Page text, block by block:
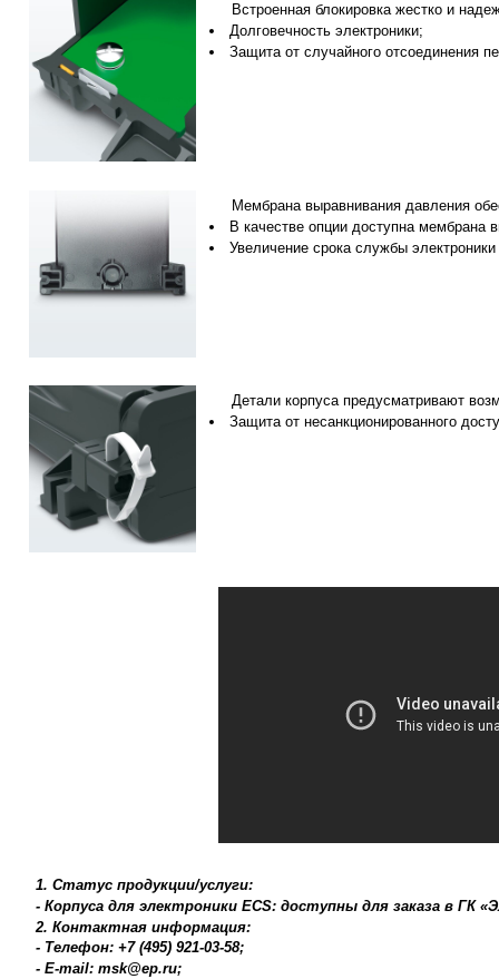
Встроенная блокировка жестко и
Долговечность электроники;
Защита от случайного отсоединения
Мембрана выравнивания давления
В качестве опции доступна мембрана
Увеличение срока службы
Детали корпуса предусматривают
Защита от несанкционированного
1. Статус продукции/услуги:
- Корпуса для электроники ECS: доступны для заказа в ГК
2. Контактная информация:
- Телефон: +7 (495) 921-03-58;
- E-mail: msk@ep.ru;